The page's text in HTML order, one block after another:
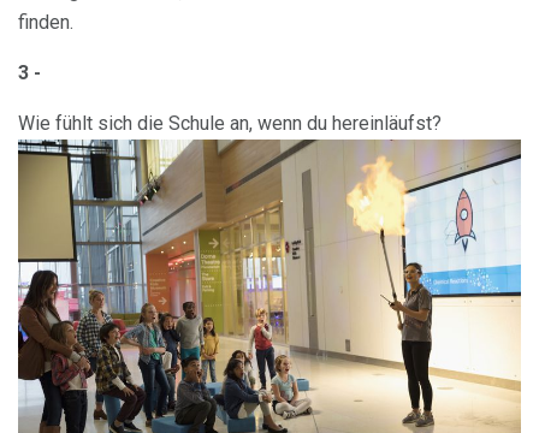
finden.
3 -
Wie fühlt sich die Schule an, wenn du hereinläufst?